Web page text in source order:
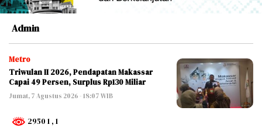
Admin
Metro
Triwulan II 2026, Pendapatan Makassar
Capai 49 Persen, Surplus Rp130 Miliar
Jumat, 7 Agustus 2026 - 18:07 WIB
2950 1 , 1